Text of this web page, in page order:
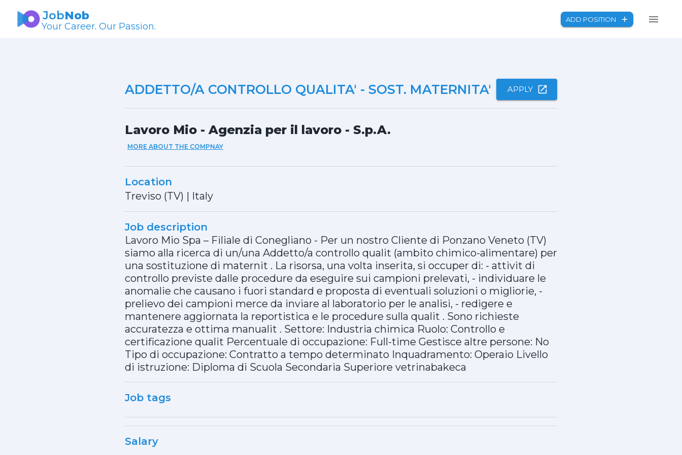
JobNob
Your Career. Our Passion.
ADD POSITION
ADDETTO/A CONTROLLO QUALITA' - SOST. MATERNITA' APPLY
Lavoro Mio - Agenzia per il lavoro - S.p.A.
MORE ABOUT THE COMPNAY
Location
Treviso (TV) | Italy
Job description
Lavoro Mio Spa – Filiale di Conegliano - Per un nostro Cliente di Ponzano Veneto (TV)
siamo alla ricerca di un/una Addetto/a controllo qualit (ambito chimico-alimentare) per
una sostituzione di maternit . La risorsa, una volta inserita, si occuper di: - attivit di
controllo previste dalle procedure da eseguire sui campioni prelevati, - individuare le
anomalie che causano i fuori standard e proposta di eventuali soluzioni o migliorie, -
prelievo dei campioni merce da inviare al laboratorio per le analisi, - redigere e
mantenere aggiornata la reportistica e le procedure sulla qualit . Sono richieste
accuratezza e ottima manualit . Settore: Industria chimica Ruolo: Controllo e
certificazione qualit Percentuale di occupazione: Full-time Gestisce altre persone: No
Tipo di occupazione: Contratto a tempo determinato Inquadramento: Operaio Livello
di istruzione: Diploma di Scuola Secondaria Superiore vetrinabakeca
Job tags
Salary